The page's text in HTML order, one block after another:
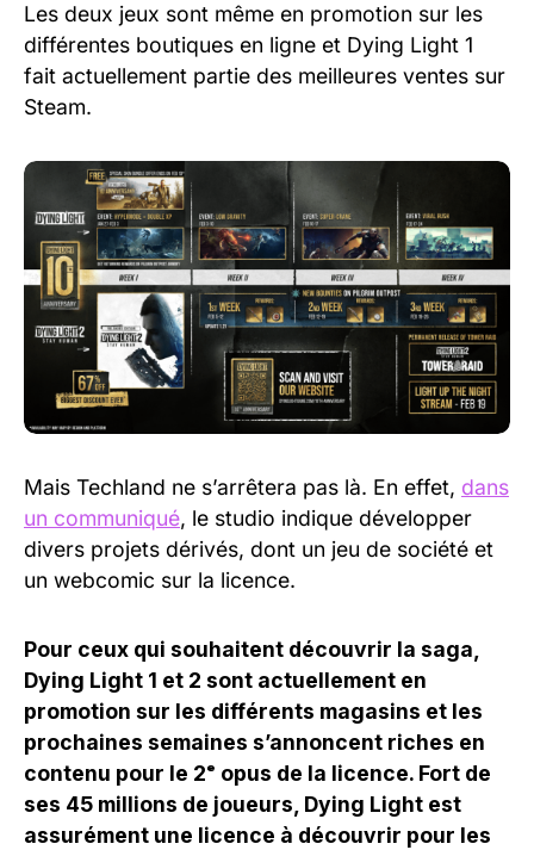
Les deux jeux sont même en promotion sur les
différentes boutiques en ligne et Dying Light 1
fait actuellement partie des meilleures ventes sur
Steam.
Mais Techland ne s’arrêtera pas là. En effet, dans
un communiqué, le studio indique développer
divers projets dérivés, dont un jeu de société et
un webcomic sur la licence.
Pour ceux qui souhaitent découvrir la saga,
Dying Light 1 et 2 sont actuellement en
promotion sur les différents magasins et les
prochaines semaines s’annoncent riches en
contenu pour le 2ᵉ opus de la licence. Fort de
ses 45 millions de joueurs, Dying Light est
assurément une licence à découvrir pour les